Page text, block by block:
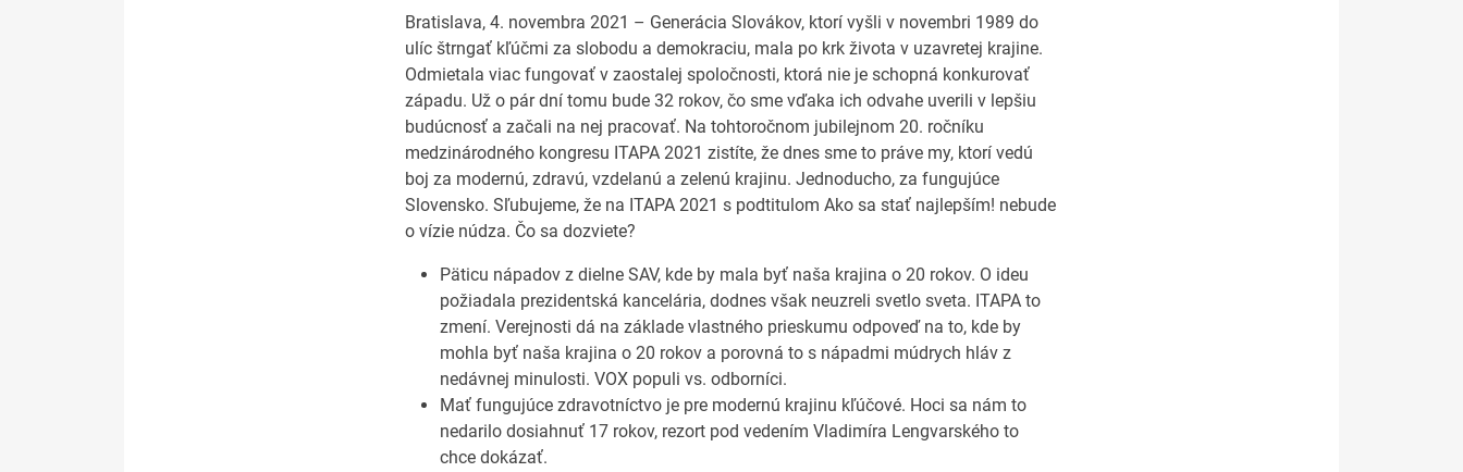
Bratislava, 4. novembra 2021 – Generácia Slovákov, ktorí vyšli v novembri 1989 do
ulíc štrngať kľúčmi za slobodu a demokraciu, mala po krk života v uzavretej krajine.
Odmietala viac fungovať v zaostalej spoločnosti, ktorá nie je schopná konkurovať
západu. Už o pár dní tomu bude 32 rokov, čo sme vďaka ich odvahe uverili v lepšiu
budúcnosť a začali na nej pracovať. Na tohtoročnom jubilejnom 20. ročníku
medzinárodného kongresu ITAPA 2021 zistíte, že dnes sme to práve my, ktorí vedú
boj za modernú, zdravú, vzdelanú a zelenú krajinu. Jednoducho, za fungujúce
Slovensko. Sľubujeme, že na ITAPA 2021 s podtitulom Ako sa stať najlepším! nebude
o vízie núdza. Čo sa dozviete?
Päticu nápadov z dielne SAV, kde by mala byť naša krajina o 20 rokov. O ideu
požiadala prezidentská kancelária, dodnes však neuzreli svetlo sveta. ITAPA to
zmení. Verejnosti dá na základe vlastného prieskumu odpoveď na to, kde by
mohla byť naša krajina o 20 rokov a porovná to s nápadmi múdrych hláv z
nedávnej minulosti. VOX populi vs. odborníci.
Mať fungujúce zdravotníctvo je pre modernú krajinu kľúčové. Hoci sa nám to
nedarilo dosiahnuť 17 rokov, rezort pod vedením Vladimíra Lengvarského to
chce dokázať.